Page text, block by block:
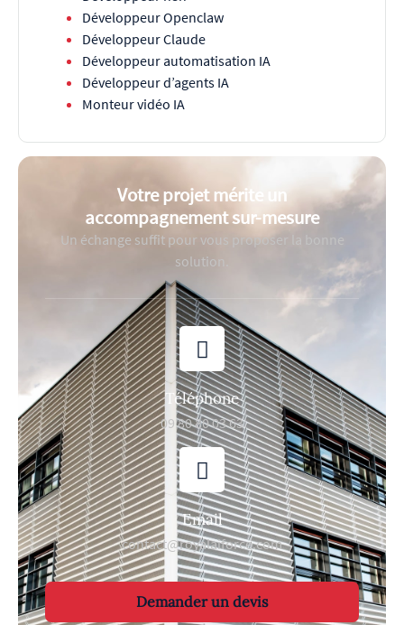
Développeur Openclaw
Développeur Claude
Développeur automatisation IA
Développeur d’agents IA
Monteur vidéo IA
Votre projet mérite un
accompagnement sur-mesure
Un échange suffit pour vous proposer la bonne
solution.
Téléphone
09 80 80 03 63
Email
contact@royalaiforce.com
Demander un devis